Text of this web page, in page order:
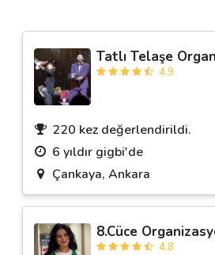
Blog Tatlı Telaşe
4.9
220 kez değerlendirildi.
6 yıldır gigbi'de
Çankaya, Ankara
8.Cüce
4.8